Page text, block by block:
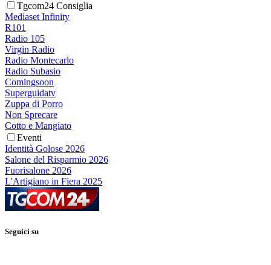
Tgcom24 Consiglia
Mediaset Infinity
R101
Radio 105
Virgin Radio
Radio Montecarlo
Radio Subasio
Comingsoon
Superguidatv
Zuppa di Porro
Non Sprecare
Cotto e Mangiato
Eventi
Identità Golose 2026
Salone del Risparmio 2026
Fuorisalone 2026
L'Artigiano in Fiera 2025
Seguici su